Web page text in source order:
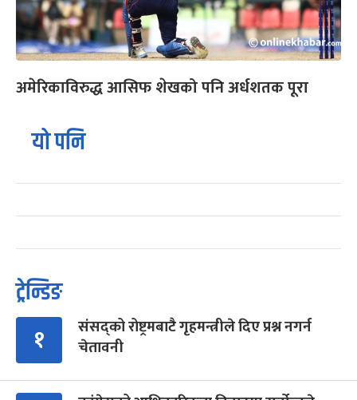
अमेरिकाविरुद्ध आसिफ शेखको पनि अर्धशतक पूरा
यो पनि
ट्रेन्डिङ
१
संसद्को रोष्ट्रमबाटै गृहमन्त्रीले दिए प्रश्न नगर्न
चेतावनी